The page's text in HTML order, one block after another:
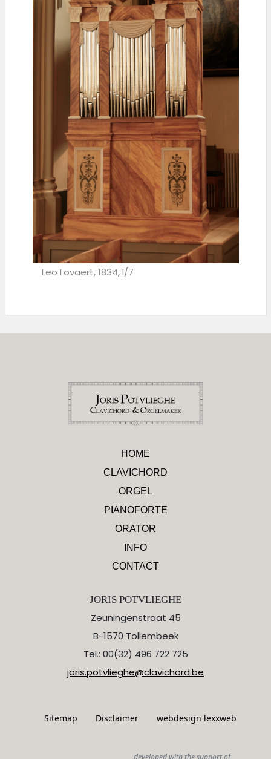
Leo Lovaert, 1834, I/7
HOME
CLAVICHORD
ORGEL
PIANOFORTE
ORATOR
INFO
CONTACT
JORIS POTVLIEGHE
Zeuningenstraat 45
B-1570 Tollembeek
Tel.: 00(32) 496 722 725
joris.potvlieghe@clavichord.be
Sitemap Disclaimer webdesign lexxweb